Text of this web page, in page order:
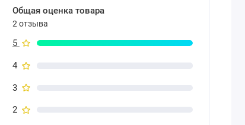
Общая оценка товара
2 отзыва
5
4
3
2